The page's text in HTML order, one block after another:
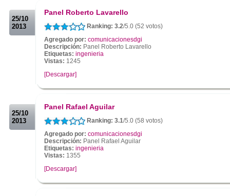
25/10
2013
Panel Roberto Lavarello
Ranking: 3.2/5.0 (52 votos)
Agregado por: comunicacionesdgi
Descripción: Panel Roberto Lavarello
Etiquetas: ingenieria
Vistas: 1245
[Descargar]
25/10
2013
Panel Rafael Aguilar
Ranking: 3.1/5.0 (58 votos)
Agregado por: comunicacionesdgi
Descripción: Panel Rafael Aguilar
Etiquetas: ingenieria
Vistas: 1355
[Descargar]